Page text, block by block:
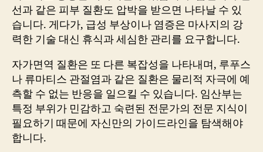
선과 같은 피부 질환도 압박을 받으면 나타날 수 있
습니다. 게다가, 급성 부상이나 염증은 마사지의 강
력한 기술 대신 휴식과 세심한 관리를 요구합니다.
자가면역 질환은 또 다른 복잡성을 나타내며, 루푸스
나 류마티스 관절염과 같은 질환은 물리적 자극에 예
측할 수 없는 반응을 일으킬 수 있습니다. 임산부는
특정 부위가 민감하고 숙련된 전문가의 전문 지식이
필요하기 때문에 자신만의 가이드라인을 탐색해야
합니다.